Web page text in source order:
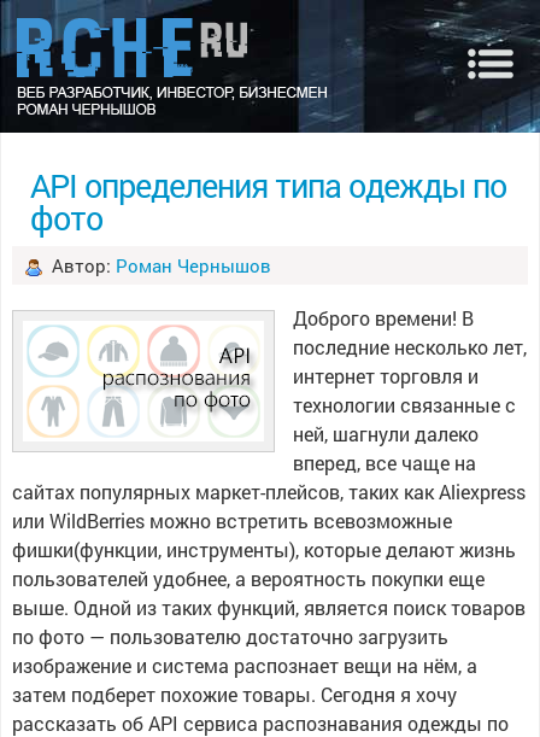
API определения типа одежды по
фото
Автор: Роман Чернышов
Доброго времени! В
последние несколько лет,
интернет торговля и
технологии связанные с
ней, шагнули далеко
вперед, все чаще на
сайтах популярных маркет-плейсов, таких как Aliexpress
или WildBerries можно встретить всевозможные
фишки(функции, инструменты), которые делают жизнь
пользователей удобнее, а вероятность покупки еще
выше. Одной из таких функций, является поиск товаров
по фото — пользователю достаточно загрузить
изображение и система распознает вещи на нём, а
затем подберет похожие товары. Сегодня я хочу
рассказать об API сервиса распознавания одежды по